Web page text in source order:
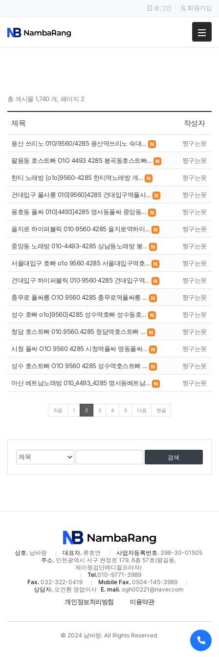
팔고
이용후기
로그인 회원가입
총 게시물 1,740 개, 페이지 2
제목 작성자
용산 쓰리노 010/9560/4285 용산역쓰리노 숙대… N 짱구는못
팔용동 호스트빠 O1O 4493 4285 봉곡동호스트빠… N 짱구는못
한티 노래방 [o1o]9560-4285 한티역노래방 개… N 짱구는못
건대입구 풀사롱 010]9560]4285 건대입구역풀사… N 짱구는못
용호동 풀싸 010]4493]4285 명서동풀싸 중앙동… N 짱구는못
을지로 하이퍼블릭 010·9560·4285 을지로역하이… N 짱구는못
중앙동 노래방 010-4493-4285 상남동노래방 봉… N 짱구는못
서울대입구 호빠 o1o 9560 4285 서울대입구역호… N 짱구는못
건대입구 하이퍼블릭 010·9560·4285 건대입구역… N 짱구는못
충무로 풀싸롱 O1O 9560 4285 충무로역풀싸롱 … N 짱구는못
성수 호빠 o1o]9560]4285 성수역호빠 성수동호… N 짱구는못
청담 호스트빠 010.9560.4285 청담역호스트빠 … N 짱구는못
시청 풀싸 O1O 9560 4285 시청역풀싸 명동풀싸… N 짱구는못
성수 호스트빠 O1O 9560 4285 성수역호스트빠 … N 짱구는못
마산 베트남노래방 010_4493_4285 명서동베트남… N 짱구는못
처음 1 2 3 4 5 다음 맨끝
게
물
검
색
대
검
어
상호.남바랑 대표자.류호연 사업자등록번호.398-30-01505
주소.인천광역시 서구 완정로 179, 6층 57호(왕길동,
제이원검단메디컬프라자)
Tel.010-9771-3989
Fax. 032-322-0419 Mobile Fax. 0504-145-3989
상담자.오건환 영업이사 E. mail.ogh00221@naver.com
개인정보처리방침 이용약관
© 2024 남바랑. All Rights Reserved.